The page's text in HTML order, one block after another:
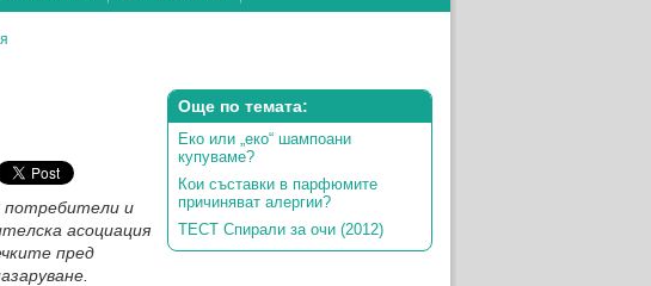
Още по темата:
Еко или „еко“ шампоани
купуваме?
Кои съставки в парфюмите
причиняват алергии?
ТЕСТ Спирали за очи (2012)
потребители и
асоциация
пред